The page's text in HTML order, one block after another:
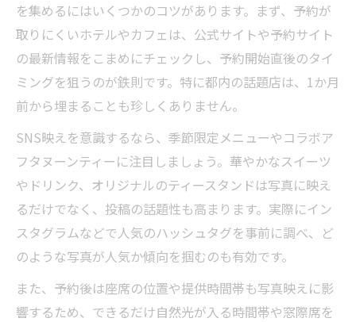
を集めるにはいくつかのコツがあります。まず、予約が
取りにくいホテルやカフェは、公式サイトや予約サイト
の最新情報をこまめにチェックし、予約開始直後のタイ
ミングを狙うのが鉄則です。特に都内の話題店は、1か月
前から埋まることも珍しくありません。
SNS映えを意識するなら、季節限定メニューやコラボア
フタヌーンティーに注目しましょう。華やかなスイーツ
やドリンク、オリジナルのティースタンドは写真に映え
るだけでなく、投稿の話題性も高まります。実際にイン
スタグラムなどで人気のハッシュタグを事前に調べ、ど
のような写真が人気か傾向を掴むのも有効です。
また、予約後は座席の位置や提供時間帯も写真映えに影
響するため、できるだけ自然光が入る時間帯や窓際席を